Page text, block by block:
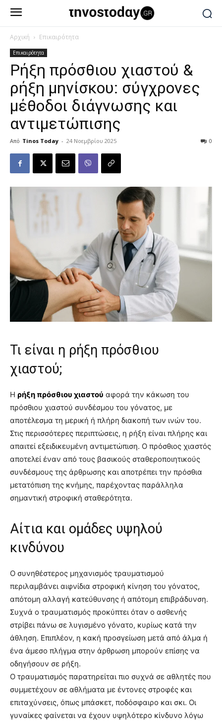
Αρχική Επικαιρότητα
Επικαιρότητα
Ρήξη πρόσθιου χιαστού &
ρήξη μηνίσκου: σύγχρονες
μέθοδοι διάγνωσης και
αντιμετώπισης
Από Tinos Today - 24 Νοεμβρίου 2025 0
Τι είναι η ρήξη πρόσθιου
χιαστού;
Η ρήξη πρόσθιου χιαστού αφορά την κάκωση του
πρόσθιου χιαστού συνδέσμου του γόνατος, με
αποτέλεσμα τη μερική ή πλήρη διακοπή των ινών του.
Στις περισσότερες περιπτώσεις, η ρήξη είναι πλήρης και
απαιτεί εξειδικευμένη αντιμετώπιση. Ο πρόσθιος χιαστός
αποτελεί έναν από τους βασικούς σταθεροποιητικούς
συνδέσμους της άρθρωσης και αποτρέπει την πρόσθια
μετατόπιση της κνήμης, παρέχοντας παράλληλα
σημαντική στροφική σταθερότητα.
Αίτια και ομάδες υψηλού
κινδύνου
Ο συνηθέστερος μηχανισμός τραυματισμού
περιλαμβάνει αιφνίδια στροφική κίνηση του γόνατος,
απότομη αλλαγή κατεύθυνσης ή απότομη επιβράδυνση.
Συχνά ο τραυματισμός προκύπτει όταν ο ασθενής
στρίβει πάνω σε λυγισμένο γόνατο, κυρίως κατά την
άθληση. Επιπλέον, η κακή προσγείωση μετά από άλμα ή
ένα άμεσο πλήγμα στην άρθρωση μπορούν επίσης να
οδηγήσουν σε ρήξη.
Ο τραυματισμός παρατηρείται πιο συχνά σε αθλητές που
συμμετέχουν σε αθλήματα με έντονες στροφές και
επιταχύνσεις, όπως μπάσκετ, ποδόσφαιρο και σκι. Οι
γυναίκες φαίνεται να έχουν υψηλότερο κίνδυνο λόγω